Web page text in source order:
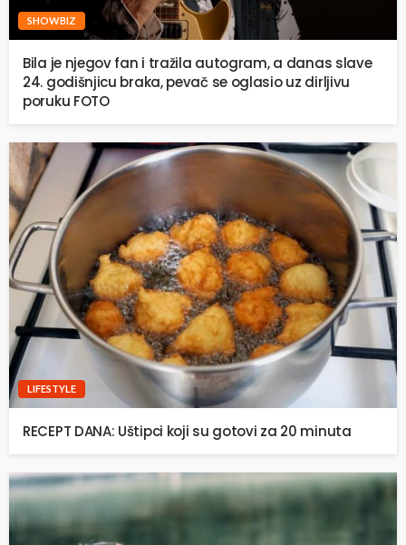
SHOWBIZ
Bila je njegov fan i tražila autogram, a danas slave
24. godišnjicu braka, pevač se oglasio uz dirljivu
poruku FOTO
LIFESTYLE
RECEPT DANA: Uštipci koji su gotovi za 20 minuta